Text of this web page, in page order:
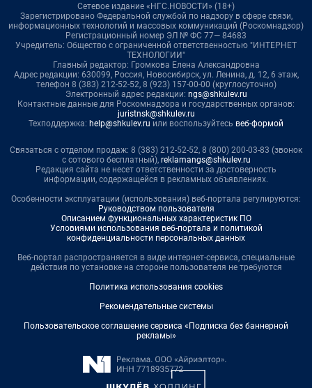
Сетевое издание «НГС.НОВОСТИ» (18+)
Зарегистрировано Федеральной службой по надзору в сфере связи,
информационных технологий и массовых коммуникаций (Роскомнадзор)
Регистрационный номер ЭЛ № ФС 77— 84683
Учредитель: Общество с ограниченной ответственностью "ИНТЕРНЕТ
ТЕХНОЛОГИИ"
Главный редактор: Громкова Елена Александровна
Адрес редакции: 630099, Россия, Новосибирск, ул. Ленина, д. 12, 6 этаж,
телефон 8 (383) 212-52-52, 8 (923) 157-00-00 (круглосуточно)
Электронный адрес редакции: ngs@shkulev.ru
Контактные данные для Роскомнадзора и государственных органов:
juristnsk@shkulev.ru
Техподдержка: help@shkulev.ru или воспользуйтесь веб-формой
Связаться с отделом продаж: 8 (383) 212-52-52, 8 (800) 200-03-83 (звонок
с сотового бесплатный), reklamangs@shkulev.ru
Редакция сайта не несет ответственности за достоверность
информации, содержащейся в рекламных объявлениях.
Особенности эксплуатации (использования) веб-портала регулируются:
Руководством пользователя
Описанием функциональных характеристик ПО
Условиями использования веб-портала и политикой
конфиденциальности персональных данных
Веб-портал распространяется в виде интернет-сервиса, специальные
действия по установке на стороне пользователя не требуются
Политика использования cookies
Рекомендательные системы
Пользовательское соглашение сервиса «Подписка без баннерной
рекламы»